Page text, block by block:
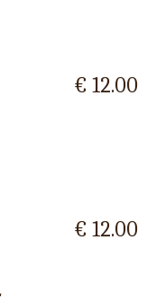
€ 12.00
€ 12.00